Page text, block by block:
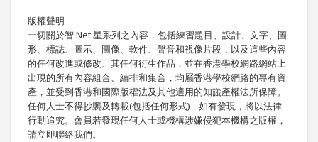
版權聲明
一切關於智 Net 星系列之內容，包括練習題目、設計、文字、圖
形、標誌、圖示、圖像、軟件、聲音和視像片段，以及這些內容
的任何改進或修改、其任何衍生作品，並在香港學校網路網站上
出現的所有內容組合、編排和集合，均屬香港學校網路的專有資
產，並受到香港和國際版權法及其他適用的知識產權法所保障。
任何人士不得抄襲及轉載(包括任何形式)，如有發現，將以法律
行動追究。會員若發現任何人士或機構涉嫌侵犯本機構之版權，
請立即聯絡我們。